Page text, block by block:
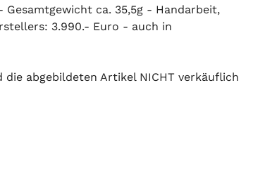
ca. 35,5g - Handarbeit,
3.990.- Euro - auch in
abgebildeten Artikel NICHT verkäuflich